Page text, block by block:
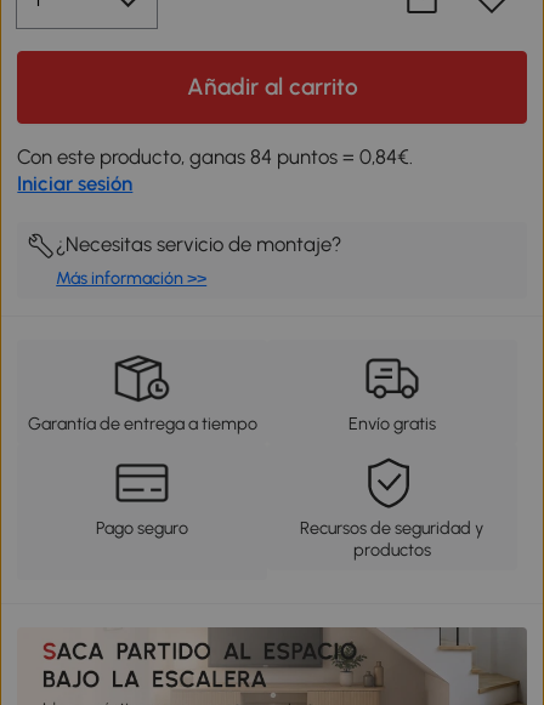
Añadir al carrito
Con este producto, ganas 84 puntos = 0,84€.
Iniciar sesión
¿Necesitas servicio de montaje?
Más información >>
Garantía de entrega a tiempo Envío gratis
Pago seguro
Recursos de seguridad y
productos